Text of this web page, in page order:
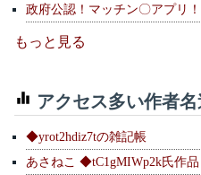
政府公認！マッチン〇アプリ！
もっと見る
アクセス多い作者
◆yrot2hdiz7tの雑記帳
あさねこ ◆tC1gMIWp2k氏作品